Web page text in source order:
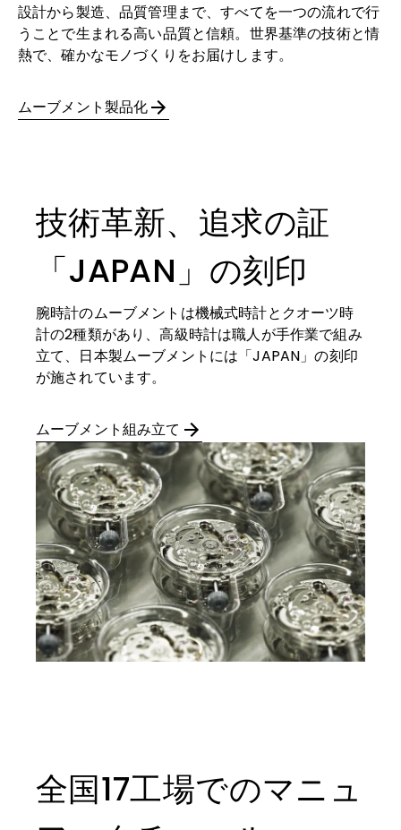
設計から製造、品質管理まで、すべてを一つの流れで行
うことで生まれる高い品質と信頼。世界基準の技術と情
熱で、確かなモノづくりをお届けします。
ムーブメント製品化
技術革新、追求の証
「JAPAN」の刻印
腕時計のムーブメントは機械式時計とクオーツ時
計の2種類があり、高級時計は職人が手作業で組み
立て、日本製ムーブメントには「JAPAN」の刻印
が施されています。
ムーブメント組み立て
全国17工場でのマニュ